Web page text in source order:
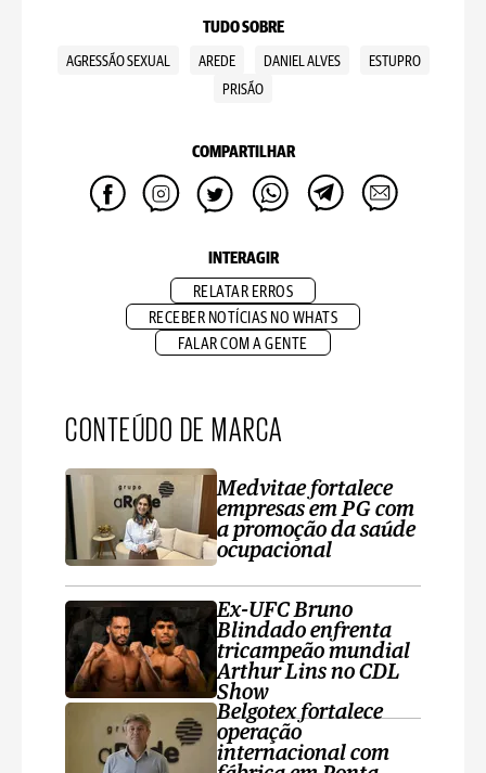
TUDO SOBRE
AGRESSÃO SEXUAL AREDE DANIEL ALVES
ESTUPRO
PRISÃO
COMPARTILHAR
INTERAGIR
RELATAR ERROS
RECEBER NOTÍCIAS NO WHATS
FALAR COM A GENTE
CONTEÚDO DE MARCA
Medvitae fortalece
empresas em PG com
a promoção da saúde
ocupacional
Ex-UFC Bruno
Blindado enfrenta
tricampeão mundial
Arthur Lins no CDL
Show
Belgotex fortalece
operação
internacional com